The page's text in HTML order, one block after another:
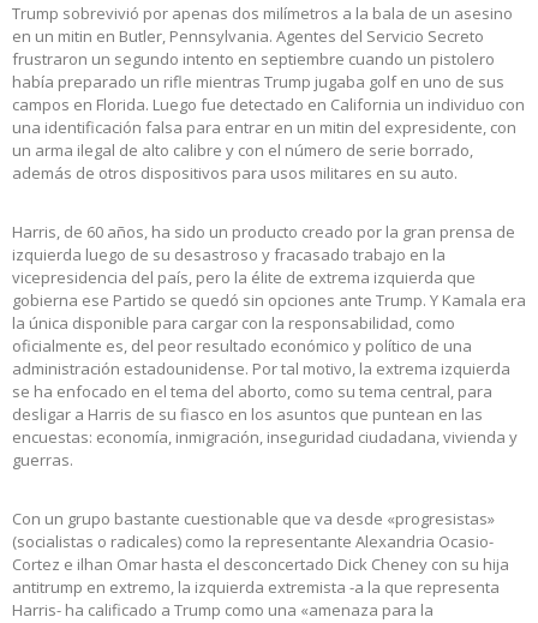
Trump sobrevivió por apenas dos milímetros a la bala de un asesino
en un mitin en Butler, Pennsylvania. Agentes del Servicio Secreto
frustraron un segundo intento en septiembre cuando un pistolero
había preparado un rifle mientras Trump jugaba golf en uno de sus
campos en Florida. Luego fue detectado en California un individuo con
una identificación falsa para entrar en un mitin del expresidente, con
un arma ilegal de alto calibre y con el número de serie borrado,
además de otros dispositivos para usos militares en su auto.
Harris, de 60 años, ha sido un producto creado por la gran prensa de
izquierda luego de su desastroso y fracasado trabajo en la
vicepresidencia del país, pero la élite de extrema izquierda que
gobierna ese Partido se quedó sin opciones ante Trump. Y Kamala era
la única disponible para cargar con la responsabilidad, como
oficialmente es, del peor resultado económico y político de una
administración estadounidense. Por tal motivo, la extrema izquierda
se ha enfocado en el tema del aborto, como su tema central, para
desligar a Harris de su fiasco en los asuntos que puntean en las
encuestas: economía, inmigración, inseguridad ciudadana, vivienda y
guerras.
Con un grupo bastante cuestionable que va desde «progresistas»
(socialistas o radicales) como la representante Alexandria Ocasio-
Cortez e ilhan Omar hasta el desconcertado Dick Cheney con su hija
antitrump en extremo, la izquierda extremista -a la que representa
Harris- ha calificado a Trump como una «amenaza para la